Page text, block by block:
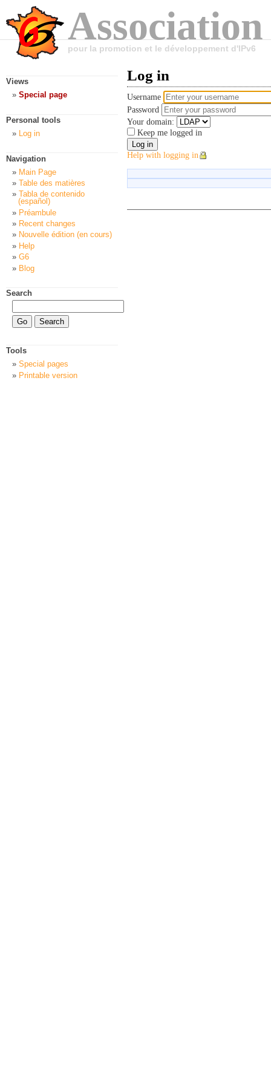
pour la promotion et le développement d'IPv6
Log in
Username
Password
Your domain:
Keep me logged in
Help with logging in
Views
Special page
Personal tools
Log in
Navigation
Main Page
Table des matières
Tabla de contenido
(español)
Préambule
Recent changes
Nouvelle édition (en cours)
Help
G6
Blog
Search
Tools
Special pages
Printable version